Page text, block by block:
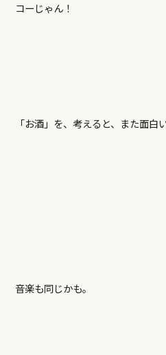
コーじゃん！
「お酒」を、考えると、また面白い
音楽も同じかも。